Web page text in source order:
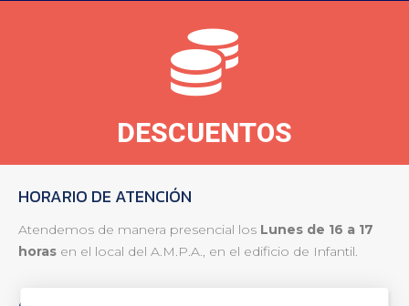
Atendemos de manera presencial losLunes de 16 a 17